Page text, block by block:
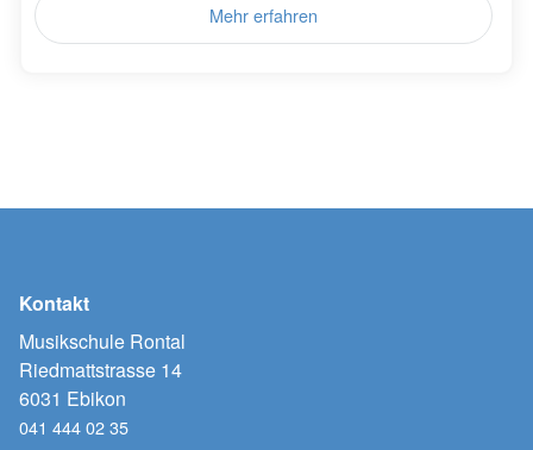
Mehr erfahren
Kontakt
Musikschule Rontal
Riedmattstrasse 14
6031 Ebikon
041 444 02 35